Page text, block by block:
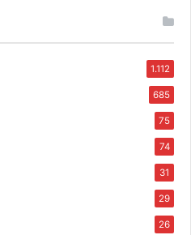
1.112
685
75
74
31
29
26